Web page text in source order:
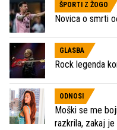
ŠPORTI Z ŽOGO
Novica o smrti
GLASBA
Rock legenda
ODNOSI
Moški se me
razkrila, zakaj